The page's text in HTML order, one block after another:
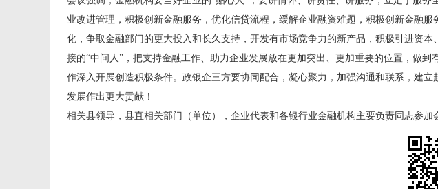
业改进管理，积极创新金融服务，优化信贷流程，缓解企业融资难题，积极创新金融
化，争取金融部门的更大投入和长久支持，开发有市场竞争力的新产品，积极引进资
接的“中间人”，把支持金融工作、助力企业发展放在更加突出、更加重要的位置，做
作深入开展创造积极条件。政银企三方要协同配合，凝心聚力，加强沟通和联系，建
发展作出更大贡献！
相关县领导，县直相关部门（单位），企业代表和各银行业金融机构主要负责同志参加